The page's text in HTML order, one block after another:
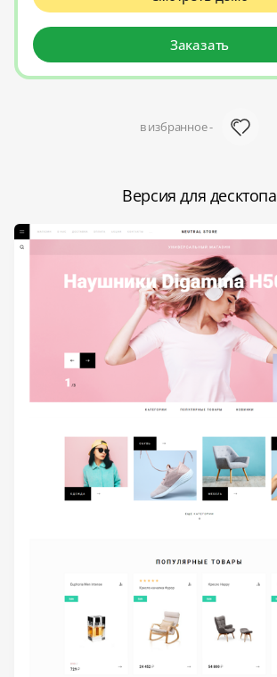
в избранное -
Заказать
Версия для десктопа